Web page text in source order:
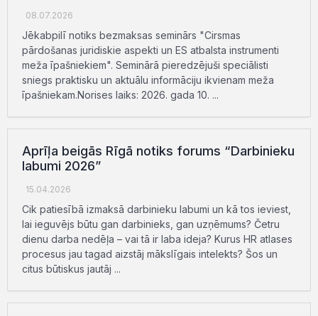
08.07.2026
Jēkabpilī notiks bezmaksas seminārs "Cirsmas
pārdošanas juridiskie aspekti un ES atbalsta instrumenti
meža īpašniekiem". Seminārā pieredzējuši speciālisti
sniegs praktisku un aktuālu informāciju ikvienam meža
īpašniekam.Norises laiks: 2026. gada 10. ...
Aprīļa beigās Rīgā notiks forums “Darbinieku
labumi 2026”
15.04.2026
Cik patiesībā izmaksā darbinieku labumi un kā tos ieviest,
lai ieguvējs būtu gan darbinieks, gan uzņēmums? Četru
dienu darba nedēļa – vai tā ir laba ideja? Kurus HR atlases
procesus jau tagad aizstāj mākslīgais intelekts? Šos un
citus būtiskus jautāj ...